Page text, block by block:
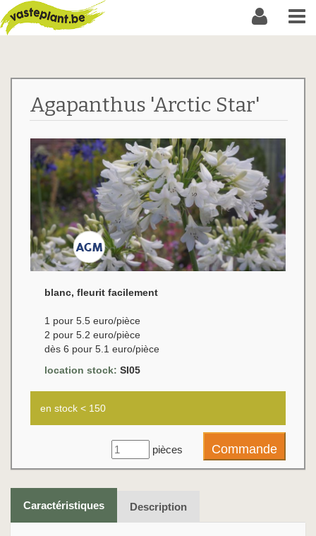
Agapanthus 'Arctic Star'
blanc, fleurit facilement
1 pour 5.5 euro/pièce
2 pour 5.2 euro/pièce
dès 6 pour 5.1 euro/pièce
location stock: SI05
en stock < 150
pièces
Caractéristiques Description